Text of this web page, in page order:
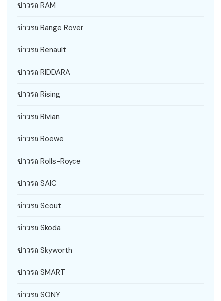
ข่าวรถ RAM
ข่าวรถ Range Rover
ข่าวรถ Renault
ข่าวรถ RIDDARA
ข่าวรถ Rising
ข่าวรถ Rivian
ข่าวรถ Roewe
ข่าวรถ Rolls-Royce
ข่าวรถ SAIC
ข่าวรถ Scout
ข่าวรถ Skoda
ข่าวรถ Skyworth
ข่าวรถ SMART
ข่าวรถ SONY